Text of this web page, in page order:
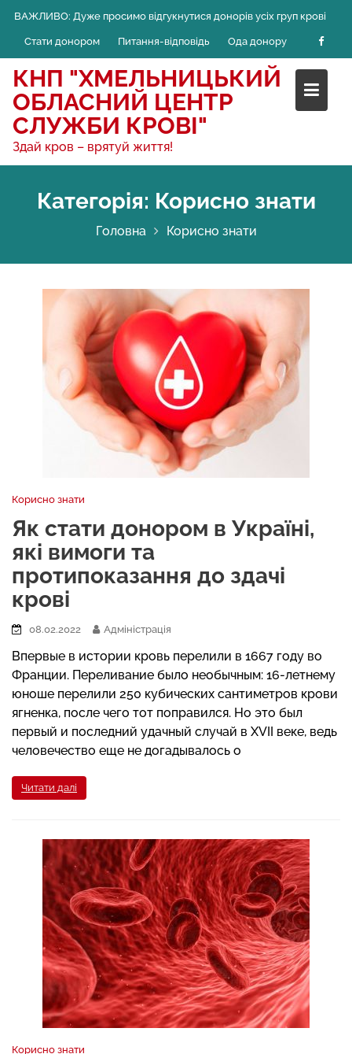
content
ВАЖЛИВО: Дуже просимо відгукнутися донорів усіх груп крові
Стати донором Питання-відповідь Ода донору
КНП "ХМЕЛЬНИЦЬКИЙ
ОБЛАСНИЙ ЦЕНТР
СЛУЖБИ КРОВІ"
Здай кров – врятуй життя!
Категорія: Корисно знати
Головна Корисно знати
Корисно знати
Як стати донором в Україні,
які вимоги та
протипоказання до здачі
крові
08.02.2022 Адміністрація
Впервые в истории кровь перелили в 1667 году во
Франции. Переливание было необычным: 16-летнему
юноше перелили 250 кубических сантиметров крови
ягненка, после чего тот поправился. Но это был
первый и последний удачный случай в XVII веке, ведь
человечество еще не догадывалось о
Читати далі
Корисно знати